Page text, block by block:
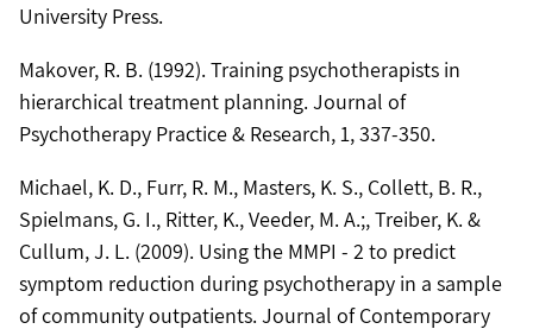
University Press.
Makover, R. B. (1992). Training psychotherapists in
hierarchical treatment planning. Journal of
Psychotherapy Practice & Research, 1, 337-350.
Michael, K. D., Furr, R. M., Masters, K. S., Collett, B. R.,
Spielmans, G. I., Ritter, K., Veeder, M. A.;, Treiber, K. &
Cullum, J. L. (2009). Using the MMPI - 2 to predict
symptom reduction during psychotherapy in a sample
of community outpatients. Journal of Contemporary